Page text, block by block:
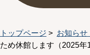
トップページ > お知らせ
ため休館します（2025年